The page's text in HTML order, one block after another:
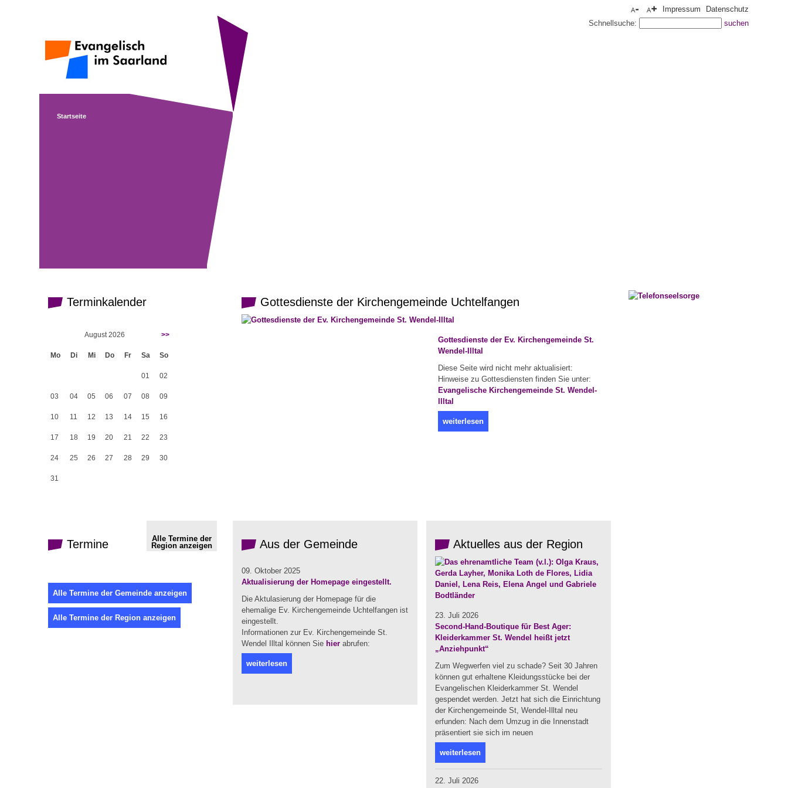
Startseite
Impressum
Datenschutz
Schnellsuche:
Terminkalender
August 2026 >>
Mo Di Mi Do Fr Sa So
01 02
03 04 05 06 07 08 09
10 11 12 13 14 15 16
17 18 19 20 21 22 23
24 25 26 27 28 29 30
31
Gottesdienste der Kirchengemeinde Uchtelfangen
Gottesdienste der Ev. Kirchengemeinde St.
Wendel-Illtal
Diese Seite wird nicht mehr aktualisiert:
Hinweise zu Gottesdiensten finden Sie unter:
Evangelische Kirchengemeinde St. Wendel-
Illtal
weiterlesen
Termine
Alle Termine der
Region anzeigen
Alle Termine der Gemeinde anzeigen
Alle Termine der Region anzeigen
Aus der Gemeinde
09. Oktober 2025
Aktualisierung der Homepage eingestellt.
Die Aktulasierung der Homepage für die
ehemalige Ev. Kirchengemeinde Uchtelfangen ist
eingestellt.
Informationen zur Ev. Kirchengemeinde St.
Wendel Illtal können Sie hier abrufen:
weiterlesen
Aktuelles aus der Region
23. Juli 2026
Second-Hand-Boutique für Best Ager:
Kleiderkammer St. Wendel heißt jetzt
„Anziehpunkt“
Zum Wegwerfen viel zu schade? Seit 30 Jahren
können gut erhaltene Kleidungsstücke bei der
Evangelischen Kleiderkammer St. Wendel
gespendet werden. Jetzt hat sich die Einrichtung
der Kirchengemeinde St, Wendel-Illtal neu
erfunden: Nach dem Umzug in die Innenstadt
präsentiert sie sich im neuen
weiterlesen
22. Juli 2026